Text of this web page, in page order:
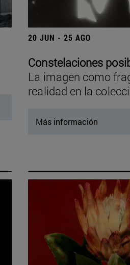
20 JUN - 25 AGO
Constelaciones
La imagen como
realidad en la
Más información